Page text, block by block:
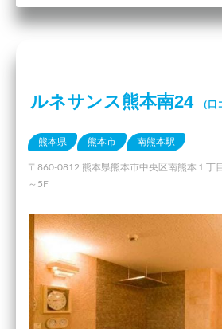
ルネサンス熊本南24 （口
熊本県 熊本市 南熊本駅
〒860-0812 熊本県熊本市中央区南熊本１丁
～5F